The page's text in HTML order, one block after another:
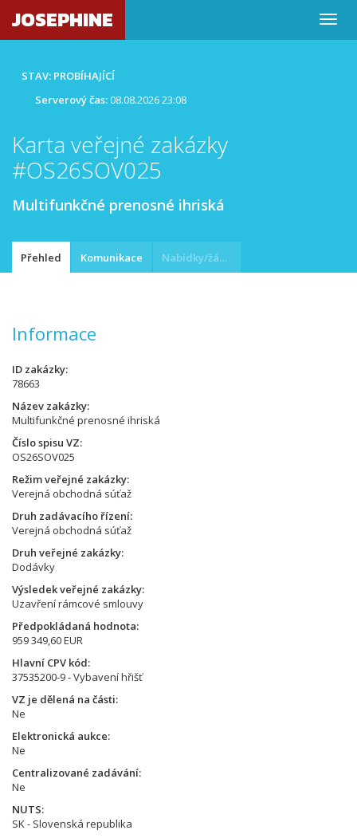
JOSEPHINE
STAV: PROBÍHAJÍCÍ
Serverový čas:08.08.2026 23:08
Karta veřejné zakázky
#OS26SOV025
Multifunkčné prenosné ihriská
Přehled Komunikace Nabídky/žádosti
Informace
ID zakázky
78663
Název zakázky
Multifunkčné prenosné ihriská
Číslo spisu VZ
OS26SOV025
Režim veřejné zakázky
Verejná obchodná súťaž
Druh zadávacího řízení
Verejná obchodná súťaž
Druh veřejné zakázky
Dodávky
Výsledek veřejné zakázky
Uzavření rámcové smlouvy
Předpokládaná hodnota
959 349,60 EUR
Hlavní CPV kód
37535200-9 - Vybavení hřišť
VZ je dělená na části
Ne
Elektronická aukce
Ne
Centralizované zadávání
Ne
NUTS
SK - Slovenská republika